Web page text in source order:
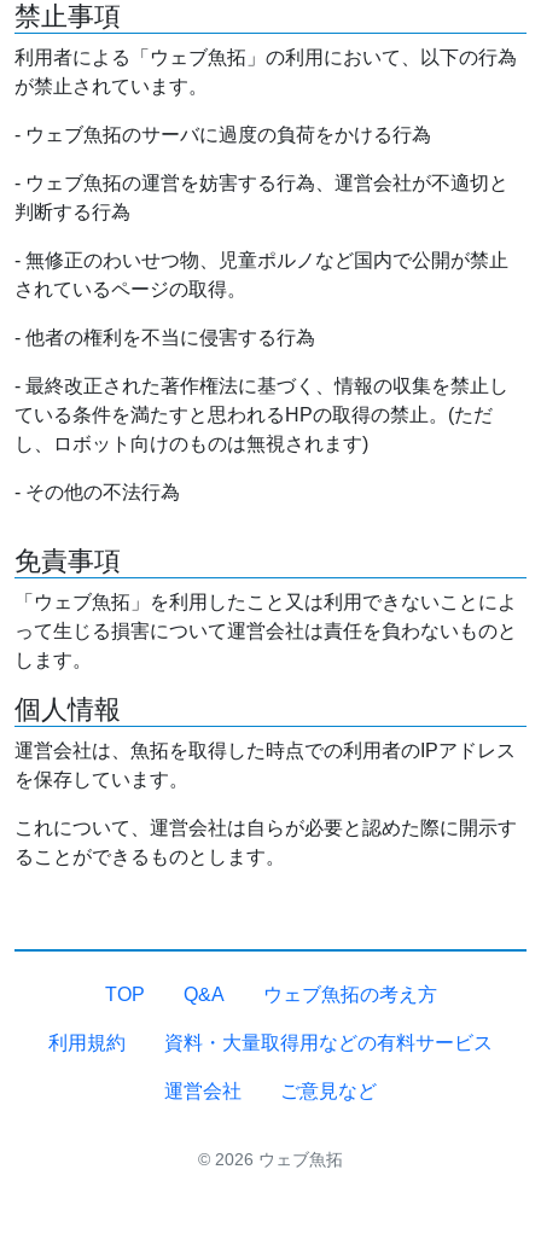
禁止事項
利用者による「ウェブ魚拓」の利用において、以下の行為
が禁止されています。
- ウェブ魚拓のサーバに過度の負荷をかける行為
- ウェブ魚拓の運営を妨害する行為、運営会社が不適切と
判断する行為
- 無修正のわいせつ物、児童ポルノなど国内で公開が禁止
されているページの取得。
- 他者の権利を不当に侵害する行為
- 最終改正された著作権法に基づく、情報の収集を禁止し
ている条件を満たすと思われるHPの取得の禁止。(ただ
し、ロボット向けのものは無視されます)
- その他の不法行為
免責事項
「ウェブ魚拓」を利用したこと又は利用できないことによ
って生じる損害について運営会社は責任を負わないものと
します。
個人情報
運営会社は、魚拓を取得した時点での利用者のIPアドレス
を保存しています。
これについて、運営会社は自らが必要と認めた際に開示す
ることができるものとします。
TOP Q&A ウェブ魚拓の考え方
利用規約 資料・大量取得用などの有料サービス
運営会社 ご意見など
© 2026 ウェブ魚拓